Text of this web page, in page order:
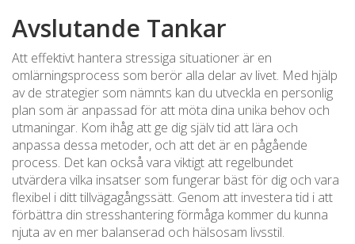
Avslutande Tankar
Att effektivt hantera stressiga situationer är en
omlärningsprocess som berör alla delar av livet. Med hjälp
av de strategier som nämnts kan du utveckla en personlig
plan som är anpassad för att möta dina unika behov och
utmaningar. Kom ihåg att ge dig själv tid att lära och
anpassa dessa metoder, och att det är en pågående
process. Det kan också vara viktigt att regelbundet
utvärdera vilka insatser som fungerar bäst för dig och vara
flexibel i ditt tillvägagångssätt. Genom att investera tid i att
förbättra din stresshantering förmåga kommer du kunna
njuta av en mer balanserad och hälsosam livsstil.